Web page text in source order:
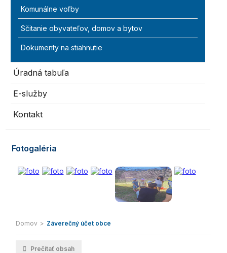
Komunálne voľby
Sčitanie obyvateľov, domov a bytov
Dokumenty na stiahnutie
Úradná tabuľa
E-služby
Kontakt
Fotogaléria
Domov > Záverečný účet obce
Prečítať obsah